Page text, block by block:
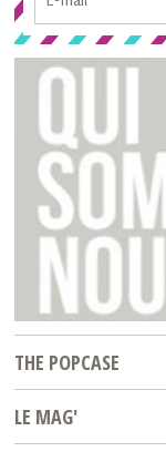
THE POPCASE
LE MAG'